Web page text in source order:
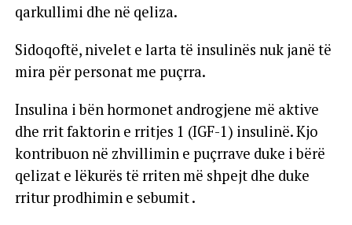
qarkullimi dhe në qeliza.
Sidoqoftë, nivelet e larta të insulinës nuk janë të
mira për personat me puçrra.
Insulina i bën hormonet androgjene më aktive
dhe rrit faktorin e rritjes 1 (IGF-1) insulinë. Kjo
kontribuon në zhvillimin e puçrrave duke i bërë
qelizat e lëkurës të rriten më shpejt dhe duke
rritur prodhimin e sebumit .